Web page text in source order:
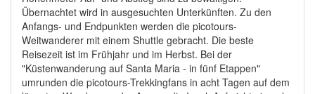
Übernachtet wird in ausgesuchten Unterkünften. Zu den
Anfangs- und Endpunkten werden die picotours-
Weitwanderer mit einem Shuttle gebracht. Die beste
Reisezeit ist im Frühjahr und im Herbst. Bei der
"Küstenwanderung auf Santa Maria - in fünf Etappen"
umrunden die picotours-Trekkingfans in acht Tagen auf dem